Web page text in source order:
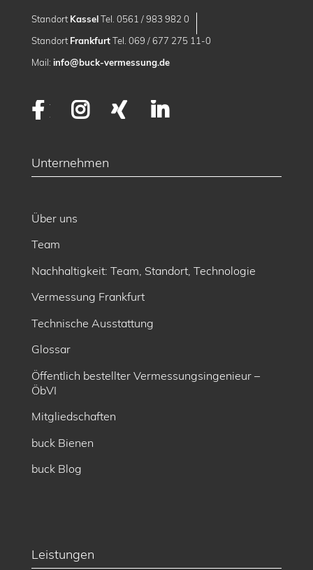
Standort KasselTel. 0561 / 983 982 0
Standort FrankfurtTel. 069 / 677 275 11-0
Mail: info@buck-vermessung.de
FacebookInstagram
XING
Unternehmen
Über uns
Team
Nachhaltigkeit: Team, Standort, Technologie
Vermessung Frankfurt
Technische Ausstattung
Glossar
Öffentlich bestellter Vermessungsingenieur –
ÖbVI
Mitgliedschaften
buck Bienen
buck Blog
Leistungen